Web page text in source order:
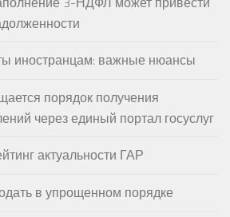
иностранцам: важные нюансы
порядок получения
через единый портал госуслуг
актуальности ГАР
в упрощенном порядке